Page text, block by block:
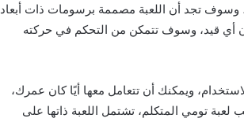
وسوف تجد أن اللعبة مصممة برسومات ذات أبعاد
أي قيد، وسوف تتمكن من التحكم في حركته
ويمكنك أن تتعامل معها أيًا كان عمرك،
تومي المتكلم، تشتمل اللعبة ذاتها على